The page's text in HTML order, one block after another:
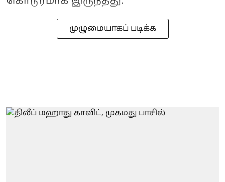
முழுமையாகப் படிக்க